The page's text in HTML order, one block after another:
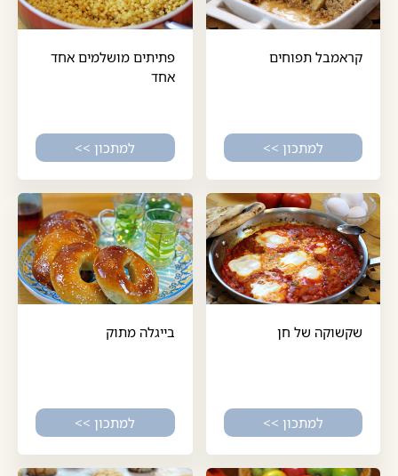
קראמבל תפוחים
למתכון >>
פתיתים מושלמים אחד
אחד
למתכון >>
שקשוקה של חן
למתכון >>
בייגלה מתוק
למתכון >>